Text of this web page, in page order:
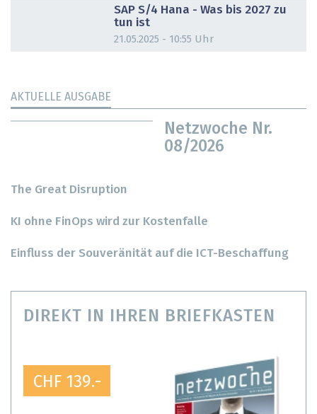
SAP S/4 Hana - Was bis 2027 zu
tun ist
21.05.2025 - 10:55 Uhr
AKTUELLE AUSGABE
Netzwoche Nr.
08/2026
The Great Disruption
KI ohne FinOps wird zur Kostenfalle
Einfluss der Souveränität auf die ICT-Beschaffung
DIREKT IN IHREN BRIEFKASTEN
CHF 139.-